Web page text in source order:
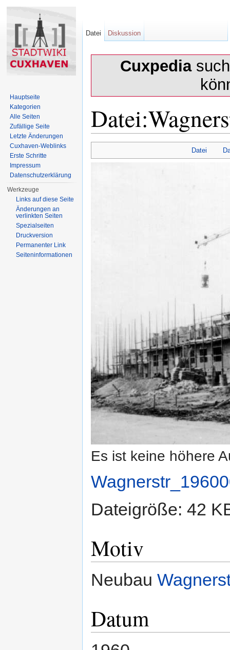
Cuxpedia
Datei
Es ist keine höhere
Dateigröße: 42
Motiv
Neubau
Datum
Datei Diskussion
Hauptseite
Kategorien
Alle Seiten
Zufällige Seite
Letzte Änderungen
Cuxhaven-Weblinks
Erste Schritte
Impressum
Datenschutzerklärung
Werkzeuge
Links auf diese Seite
Änderungen an
verlinkten Seiten
Spezialseiten
Druckversion
Permanenter Link
Seiten­informationen